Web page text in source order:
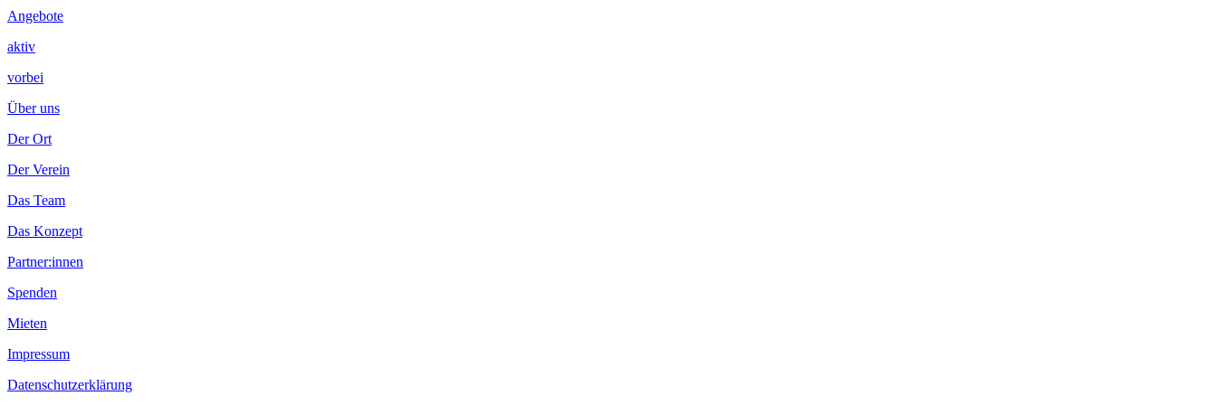
Angebote
aktiv
vorbei
Über uns
Der Ort
Der Verein
Das Team
Das Konzept
Partner:innen
Spenden
Mieten
Impressum
Datenschutzerklärung